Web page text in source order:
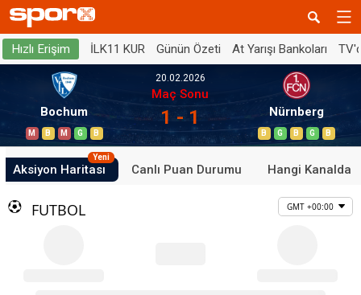
Hızlı Erişim İLK11 KUR Günün Özeti At Yarışı Bankoları
Bochum
M B M G B
20.02.2026
Maç Sonu
1 - 1 Nürnberg
B G B G B
Aksiyon Haritası
Yeni
Canlı Puan Durumu Hangi Kanalda
FUTBOL GMT +00:00